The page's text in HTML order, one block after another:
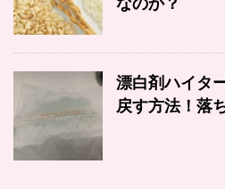
漂白剤ハイタ
戻す方法！落